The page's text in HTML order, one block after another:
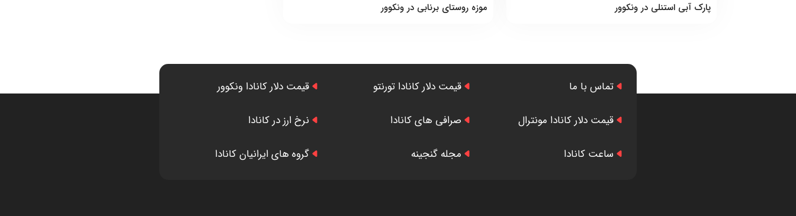
پارک آبی استنلی در ونکوور
موزه روستای برنابی در ونکوور
تماس با ما قیمت دلار کانادا تورنتو قیمت دلار کانادا ونکوور
قیمت دلار کانادا مونترال صرافی های کانادا نرخ ارز در کانادا
ساعت کانادا مجله گنجینه گروه های ایرانیان کانادا